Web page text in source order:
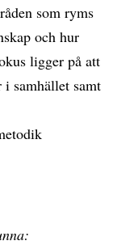
som ryms
och hur
ligger på att
samhället samt